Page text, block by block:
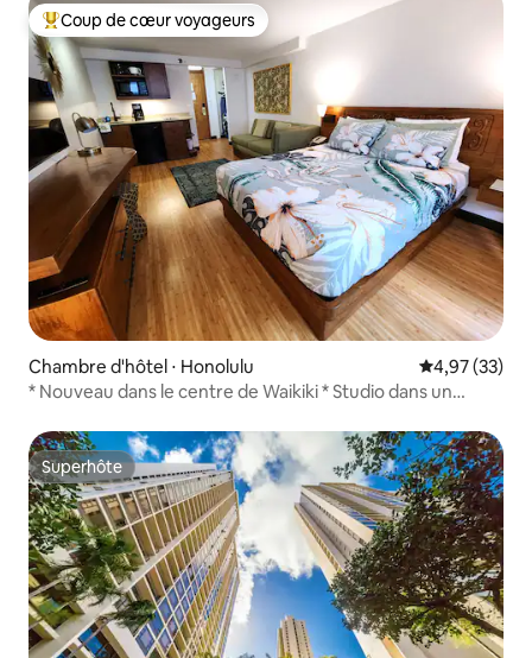
Coups de cœur voyageurs les plus appréciés
Coup de cœur voyageurs
Chambre d'hôtel ⋅ Honolulu Évaluation
4,97 (33)
* Nouveau dans le centre de Waikiki * Studio dans un
Superhôte
Superhôte